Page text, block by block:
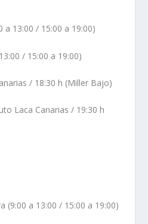
a 13:00 / 15:00 a 19:00)
/ 15:00 a 19:00)
/ 18:30 h (Miller Bajo)
Laca Canarias / 19:30 h
(9:00 a 13:00 / 15:00 a 19:00)